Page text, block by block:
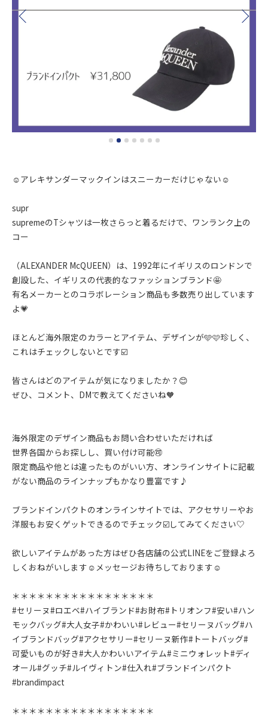
☺︎アレキサンダーマックインはスニーカーだけじゃない☺︎
supr
supremeのTシャツは一枚さらっと着るだけで、ワンランク上の
コー
（ALEXANDER McQUEEN）は、1992年にイギリスのロンドンで
創設した、イギリスの代表的なファッションブランド🤩
有名メーカーとのコラボレーション商品も多数売り出しています
よ💗
ほとんど海外限定のカラーとアイテム、デザインが🩵🩷珍しく、
これはチェックしないとです☑️
皆さんはどのアイテムが気になりましたか？😊
ぜひ、コメント、DMで教えてくださいね🧡
海外限定のデザイン商品もお問い合わせいただければ
世界各国からお探しし、買い付け可能🉑
限定商品や他とは違ったものがいい方、オンラインサイトに記載
がない商品のラインナップもかなり豊富です♪
ブランドインパクトのオンラインサイトでは、アクセサリーやお
洋服もお安くゲットできるのでチェック☑️してみてください♡
欲しいアイテムがあった方はぜひ各店舗の公式LINEをご登録よろ
しくおねがいします☺︎メッセージお待ちしております☺︎
＊＊＊＊＊＊＊＊＊＊＊＊＊＊＊＊＊
#セリーヌ#ロエベ#ハイブランド#お財布#トリオンフ#安い#ハン
モックバッグ#大人女子#かわいい#レビュー#セリーヌバッグ#ハ
イブランドバッグ#アクセサリー#セリーヌ新作#トートバッグ#
可愛いものが好き#大人かわいいアイテム#ミニウォレット#ディ
オール#グッチ#ルイヴィトン#仕入れ#ブランドインパクト
#brandimpact
＊＊＊＊＊＊＊＊＊＊＊＊＊＊＊＊＊